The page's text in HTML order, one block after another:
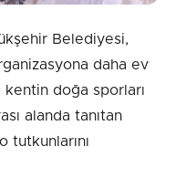
Belediyesi,
daha ev
kentin doğa sporları
alanda tanıtan
tutkunlarını